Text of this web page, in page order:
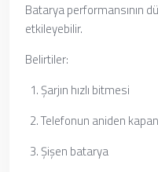
Batarya performansının
etkileyebilir.
Belirtiler:
Şarjın hızlı bitmesi
Telefonun aniden
Şişen batarya